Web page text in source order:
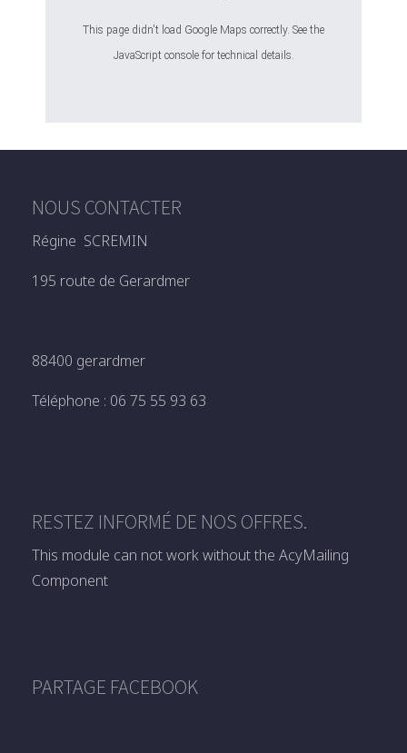
This page didn't load Google Maps correctly. See the
JavaScript console for technical details.
NOUS CONTACTER
Régine SCREMIN
195 route de Gerardmer
88400 gerardmer
Téléphone : 06 75 55 93 63
RESTEZ INFORMÉ DE NOS OFFRES.
This module can not work without the AcyMailing
Component
PARTAGE FACEBOOK